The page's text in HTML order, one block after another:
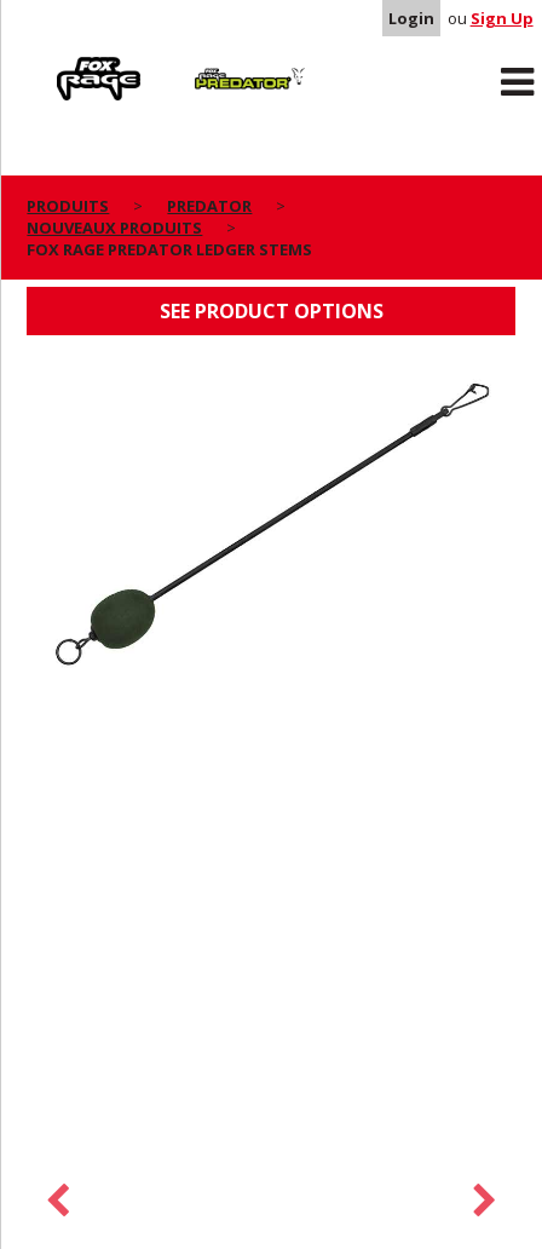
Login ou Sign Up
Predator
PRODUITS
PREDATOR
NOUVEAUX PRODUITS
FOX RAGE PREDATOR LEDGER STEMS
FOX RAGE PREDATOR LEDGER STEMS
SEE PRODUCT OPTIONS